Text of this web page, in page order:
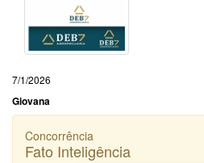
7/1/2026
Giovana
Concorrência
Fato Inteligência